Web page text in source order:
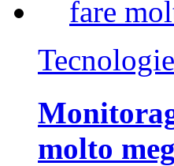
Tecnologie
molto